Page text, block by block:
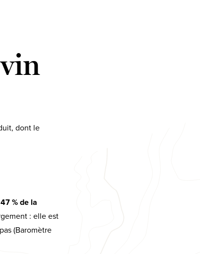
dont le
47 % de la
: elle est
(Baromètre